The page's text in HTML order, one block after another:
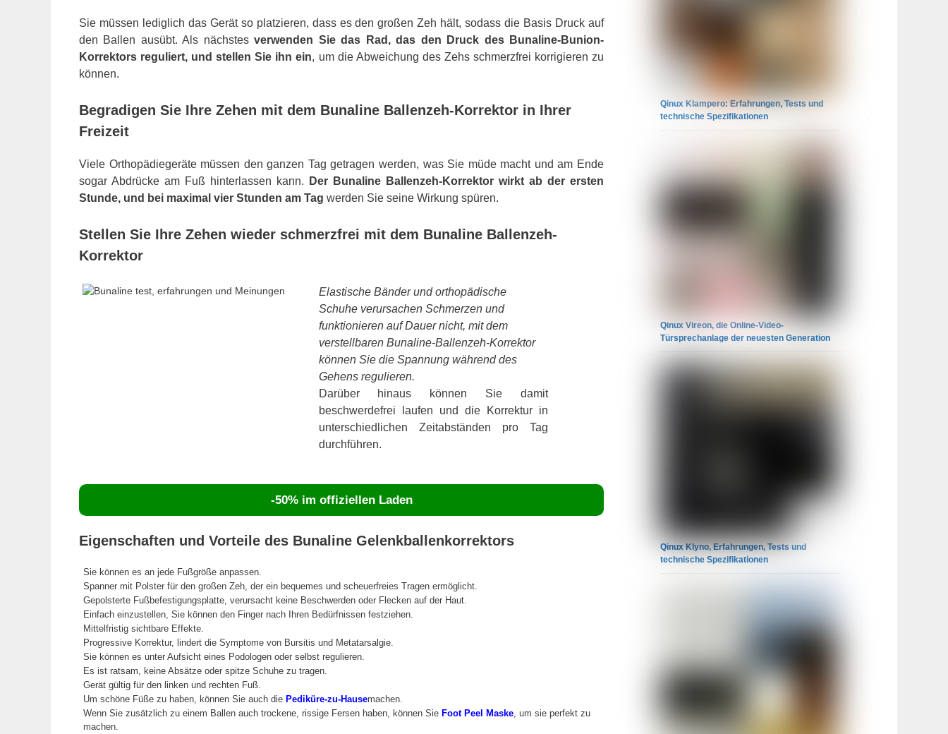
Sie müssen lediglich das Gerät so platzieren, dass es den großen Zeh hält, sodass die Basis Druck auf
den Ballen ausübt. Als nächstesverwenden Sie das Rad, das den Druck des Bunaline-Bunion-
Korrektors reguliert, und stellen Sie ihn ein, um die Abweichung des Zehs schmerzfrei korrigieren zu
können.
Begradigen Sie Ihre Zehen mit dem Bunaline Ballenzeh-Korrektor in Ihrer
Freizeit
Viele Orthopädiegeräte müssen den ganzen Tag getragen werden, was Sie müde macht und am Ende
sogar Abdrücke am Fuß hinterlassen kann.
Der Bunaline Ballenzeh-Korrektor wirkt ab der ersten
Stunde, und bei maximal vier Stunden am Tag werden Sie seine Wirkung spüren.
Stellen Sie Ihre Zehen wieder schmerzfrei mit dem Bunaline Ballenzeh-
Korrektor
Elastische Bänder und orthopädische
Schuhe verursachen Schmerzen und
funktionieren auf Dauer nicht, mit dem
verstellbaren Bunaline-Ballenzeh-Korrektor
können Sie die Spannung während des
Gehens regulieren.
Darüber hinaus können Sie damit
beschwerdefrei laufen und die Korrektur in
unterschiedlichen Zeitabständen pro Tag
durchführen.
-50% im offiziellen Laden
Eigenschaften und Vorteile des Bunaline Gelenkballenkorrektors
Sie können es an jede Fußgröße anpassen.
Spanner mit Polster für den großen Zeh, der ein bequemes und scheuerfreies Tragen ermöglicht.
Gepolsterte Fußbefestigungsplatte, verursacht keine Beschwerden oder Flecken auf der Haut.
Einfach einzustellen, Sie können den Finger nach Ihren Bedürfnissen festziehen.
Mittelfristig sichtbare Effekte.
Progressive Korrektur, lindert die Symptome von Bursitis und Metatarsalgie.
Sie können es unter Aufsicht eines Podologen oder selbst regulieren.
Es ist ratsam, keine Absätze oder spitze Schuhe zu tragen.
Gerät gültig für den linken und rechten Fuß.
Um schöne Füße zu haben, können Sie auch die Pediküre-zu-Hausemachen.
Wenn Sie zusätzlich zu einem Ballen auch trockene, rissige Fersen haben, können Sie Foot Peel Maske , um sie perfekt zu
machen.
Qinux Klampero: Erfahrungen, Tests und
technische Spezifikationen
Qinux Vireon, die Online-Video-
Türsprechanlage der neuesten Generation
Qinux Klyno, Erfahrungen, Tests und
technische Spezifikationen